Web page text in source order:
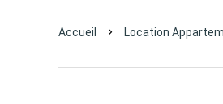
Accueil Location